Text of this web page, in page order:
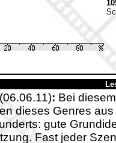
(06.06.11): Bei
dieses Genres
gute
Fast jeder